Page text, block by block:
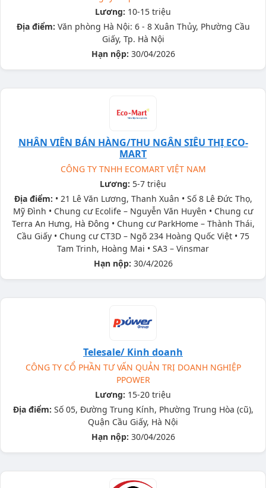
Lương: 10-15 triệu
Địa điểm: Văn phòng Hà Nội: 6 - 8 Xuân Thủy, Phường Cầu
Giấy, Tp. Hà Nội
Hạn nộp: 30/04/2026
NHÂN VIÊN BÁN HÀNG/THU NGÂN SIÊU THỊ ECO-
MART
CÔNG TY TNHH ECOMART VIỆT NAM
Lương: 5-7 triệu
Địa điểm: • 21 Lê Văn Lương, Thanh Xuân • Số 8 Lê Đức Thọ,
Mỹ Đình • Chung cư Ecolife – Nguyễn Văn Huyên • Chung cư
Terra An Hưng, Hà Đông • Chung cư ParkHome – Thành Thái,
Cầu Giấy • Chung cư CT3D – Ngõ 234 Hoàng Quốc Việt • 75
Tam Trinh, Hoàng Mai • SA3 – Vinsmar
Hạn nộp: 30/4/2026
Telesale/ Kinh doanh
CÔNG TY CỔ PHẦN TƯ VẤN QUẢN TRỊ DOANH NGHIỆP
PPOWER
Lương: 15-20 triệu
Địa điểm: Số 05, Đường Trung Kính, Phường Trung Hòa (cũ),
Quận Cầu Giấy, Hà Nội
Hạn nộp: 30/04/2026